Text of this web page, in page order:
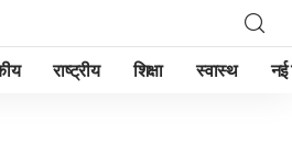
राष्ट्रीय शिक्षा स्वास्थ नई